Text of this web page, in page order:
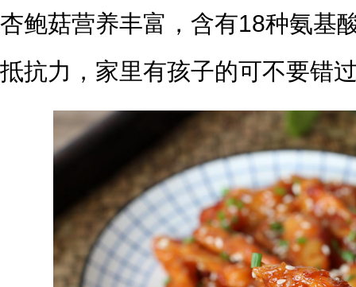
杏鲍菇营养丰富，含有18种氨基
抵抗力，家里有孩子的可不要错